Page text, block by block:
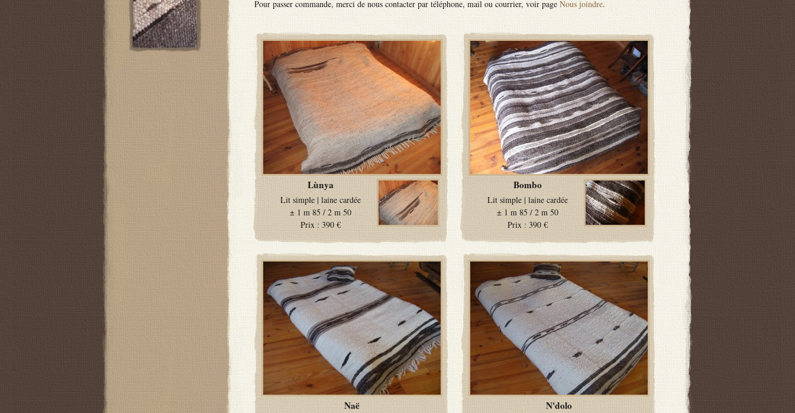
Pour passer commande, merci de nous contacter par téléphone, mail ou courrier, voir page Nous joindre.
Lùnya
Lit simple | laine cardée
± 1 m 85 / 2 m 50
Prix : 390 €
Bombo
Lit simple | laine cardée
± 1 m 85 / 2 m 50
Prix : 390 €
Naë N'dolo